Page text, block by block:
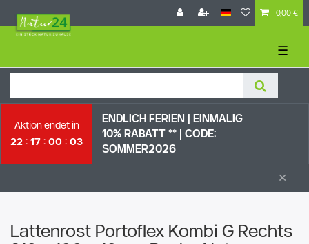
0,00 €
☰
Aktion endet in
22
17 00 03
ENDLICH FERIEN | EI NMALIG
10% RABATT ** | CODE:
SOMMER2026
×
Lattenrost Portoflex Kombi G Rechts